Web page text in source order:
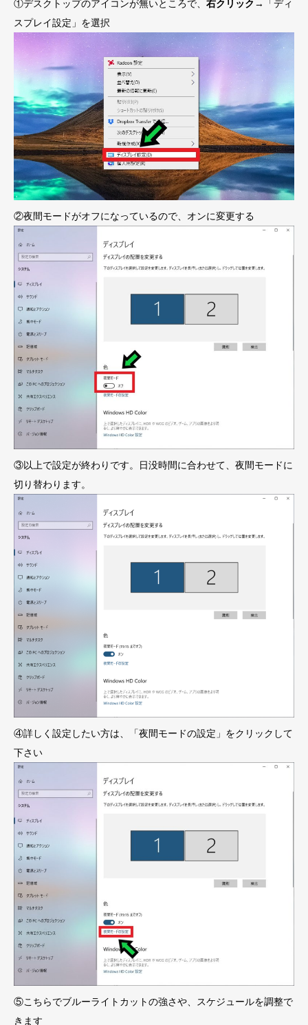
①デスクトップのアイコンが無いところで、 右クリック →「ディ
スプレイ設定」を選択
②夜間モードがオフになっているので、オンに変更する
③以上で設定が終わりです。日没時間に合わせて、夜間モードに
切り替わります。
④詳しく設定したい方は、「夜間モードの設定」をクリックして
下さい
⑤こちらでブルーライトカットの強さや、スケジュールを調整で
きます